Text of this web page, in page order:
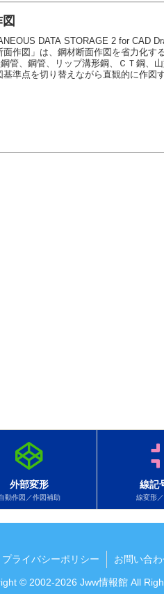
DATA STORAGE 2 for CAD
面作図」は、鋼材断面作図を省力化す
管、鋼管、リップ溝形鋼、ＣＴ鋼、
基準点を切り替えながら直観的に作図
外部変形
動作図／作図補助
線記
線変形
プライバシーポリシー お問い合
© 2002-2026 Jww情報館 All